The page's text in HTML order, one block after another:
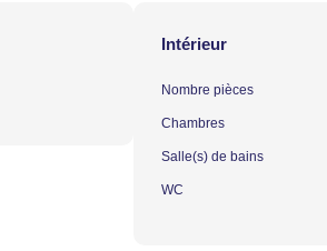
Intérieur
Nombre pièces
Chambres
Salle(s) de bains
WC